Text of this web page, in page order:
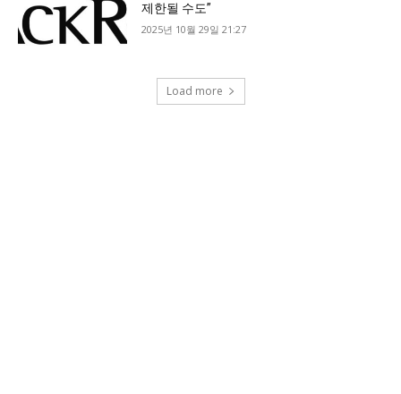
제한될 수도”
2025년 10월 29일 21:27
Load more